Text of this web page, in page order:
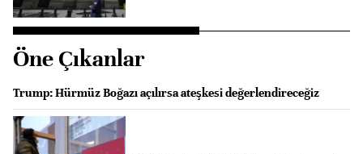
Öne Çıkanlar
Trump: Hürmüz Boğazı açılırsa ateşkesi değerlendireceğiz